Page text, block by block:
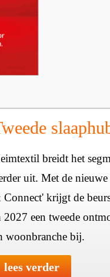
breidt het
uit. Met de
krijgt de
2027 een tweede
woonbranche bij.
lees verder